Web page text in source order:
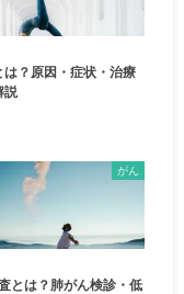
は？原因・症状・治療
説
がん
とは？肺がん検診・低